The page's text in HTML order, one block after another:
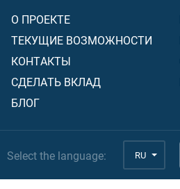
О ПРОЕКТЕ
ТЕКУЩИЕ ВОЗМОЖНОСТИ
КОНТАКТЫ
СДЕЛАТЬ ВКЛАД
БЛОГ
Select the language: RU